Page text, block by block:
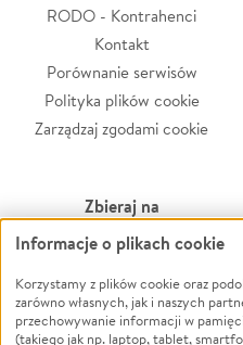
RODO - Kontrahenci
Kontakt
Porównanie serwisów
Polityka plików cookie
Zarządzaj zgodami cookie
Zbieraj na
Leczenie
Zwierzęta
Pożar
Informacje o plikach cookie
Korzystamy z plików cookie oraz
zarówno własnych, jak i naszych
przechowywanie informacji w
(takiego jak np. laptop, tablet,